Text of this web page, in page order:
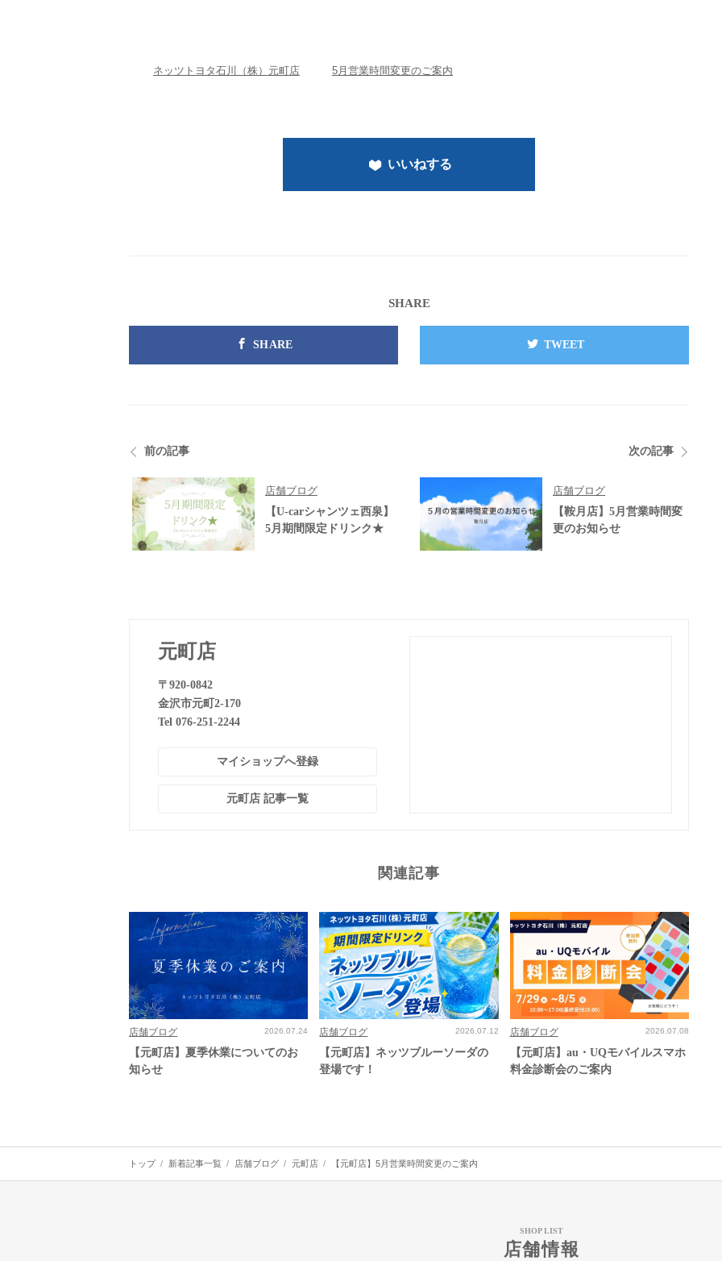
ネッツトヨタ石川（株）元町店 5月営業時間変更のご案内
いいねする
SHARE
SHARE TWEET
前の記事
店舗ブログ
【U-carシャンツェ西泉】
5月期間限定ドリンク★
次の記事
店舗ブログ
【鞍月店】5月営業時間変
更のお知らせ
元町店
〒920-0842
金沢市元町2-170
Tel 076-251-2244
マイショップへ登録
元町店 記事一覧
関連記事
店舗ブログ 2026.07.24
【元町店】夏季休業についてのお
知らせ
店舗ブログ 2026.07.12
【元町店】ネッツブルーソーダの
登場です！
店舗ブログ 2026.07.08
【元町店】au・UQモバイルスマホ
料金診断会のご案内
トップ 新着記事一覧 店舗ブログ 元町店 【元町店】5月営業時間変更のご案内
SHOP LIST
店舗情報